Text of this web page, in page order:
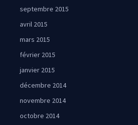
septembre 2015
avril 2015
mars 2015
février 2015
janvier 2015
décembre 2014
novembre 2014
octobre 2014